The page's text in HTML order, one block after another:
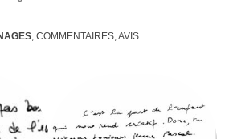
, COMMENTAIRES, AVIS